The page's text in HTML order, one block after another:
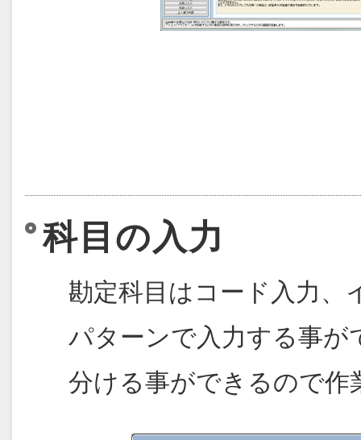
科目の入力
勘定科目はコード入力、
パターンで入力する事
分ける事ができるので